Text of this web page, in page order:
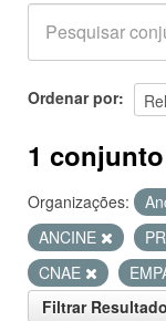
GRUPOS
SOBRE
Ordenar por
1
Organizações:
ANCINE
CNAE
Filtrar